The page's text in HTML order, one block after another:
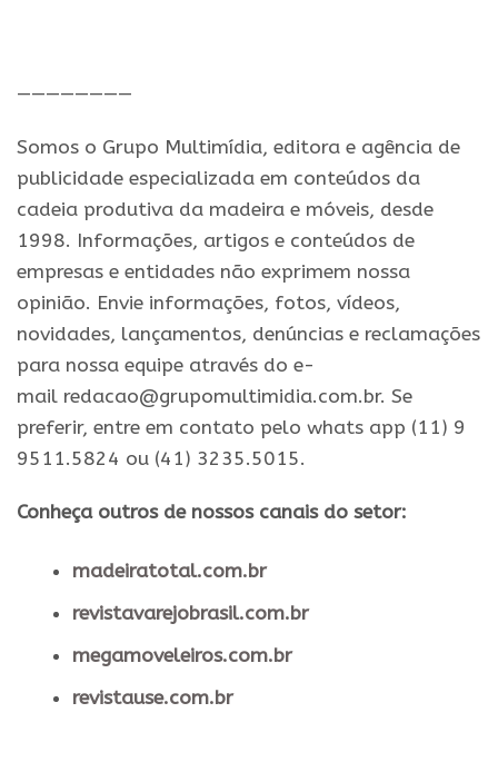
————————
Somos o Grupo Multimídia, editora e agência de
publicidade especializada em conteúdos da
cadeia produtiva da madeira e móveis, desde
1998. Informações, artigos e conteúdos de
empresas e entidades não exprimem nossa
opinião. Envie informações, fotos, vídeos,
novidades, lançamentos, denúncias e reclamações
para nossa equipe através do e-
mail redacao@grupomultimidia.com.br. Se
preferir, entre em contato pelo whats app (11) 9
9511.5824 ou (41) 3235.5015.
Conheça outros de nossos canais do setor:
madeiratotal.com.br
revistavarejobrasil.com.br
megamoveleiros.com.br
revistause.com.br